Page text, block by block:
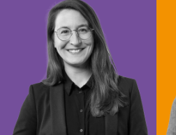
Chantal
Lilienthal
responsable grands comptes
/ revendeurs - France